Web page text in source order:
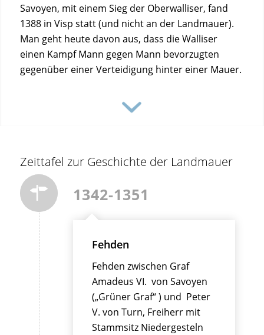
Savoyen, mit einem Sieg der Oberwalliser, fand
1388 in Visp statt (und nicht an der Landmauer).
Man geht heute davon aus, dass die Walliser
einen Kampf Mann gegen Mann bevorzugten
gegenüber einer Verteidigung hinter einer Mauer.
Zeittafel zur Geschichte der Landmauer
1342-1351
Fehden
Fehden zwischen Graf
Amadeus VI. von Savoyen
(„Grüner Graf“ ) und Peter
V. von Turn, Freiherr mit
Stammsitz Niedergesteln